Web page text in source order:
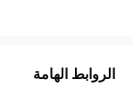
الروابط الهامة